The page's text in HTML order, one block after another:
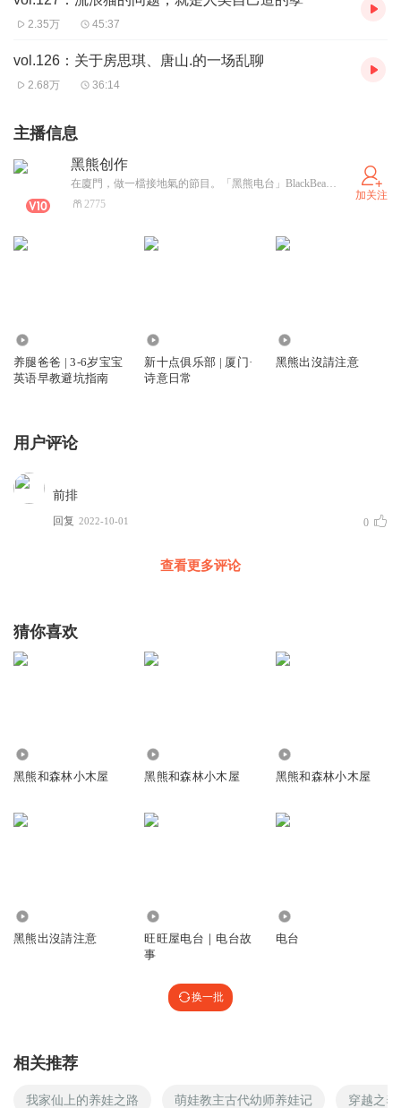
2.35万 45:37
vol.126：关于房思琪、唐山.的一场乱聊
2.68万 36:14
主播信息
黑熊创作
在廈門，做一檔接地氣的節目。「黑熊电台」BlackBearPodcast （大家多多关注电台专辑，别都关注我个人哈。）
2775
加关注
养腿爸爸 | 3-6岁宝宝
英语早教避坑指南
新十点俱乐部 | 厦门·
诗意日常
黑熊出沒請注意
用户评论
前排
回复 2022-10-01 0
查看更多评论
猜你喜欢
黑熊和森林小木屋 黑熊和森林小木屋 黑熊和森林小木屋
黑熊出沒請注意
旺旺屋电台｜电台故
事
电台
换一批
相关推荐
我家仙上的养娃之路 萌娃教主古代幼师养娃记 穿越之